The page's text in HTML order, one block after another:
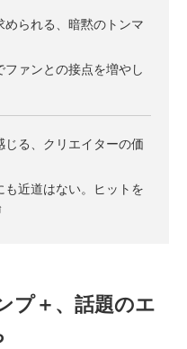
められる、暗黙のトンマ
ァンとの接点を増やし
じる、クリエイターの価
も近道はない。ヒットを
プ＋、話題のエ